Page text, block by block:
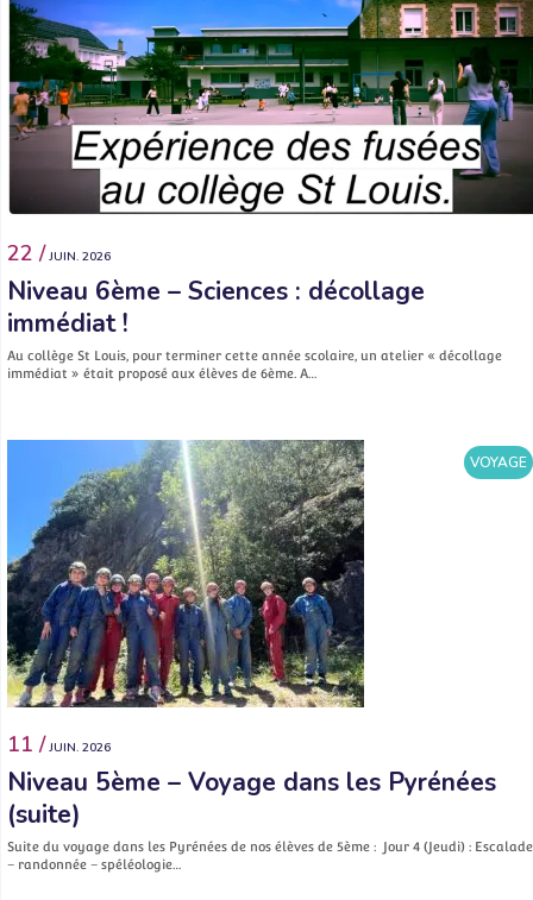
22 / JUIN. 2026
Niveau 6ème – Sciences : décollage
immédiat !
Au collège St Louis, pour terminer cette année scolaire, un atelier « décollage
immédiat » était proposé aux élèves de 6ème. A…
VOYAGE
11 / JUIN. 2026
Niveau 5ème – Voyage dans les Pyrénées
(suite)
Suite du voyage dans les Pyrénées de nos élèves de 5ème : Jour 4 (Jeudi) : Escalade
– randonnée – spéléologie…